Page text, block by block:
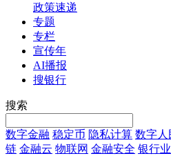
政策速递
专题
专栏
宣传年
AI播报
搜银行
搜索
数字金融 稳定币 隐私计算 数字人
链 金融云 物联网 金融安全 银行